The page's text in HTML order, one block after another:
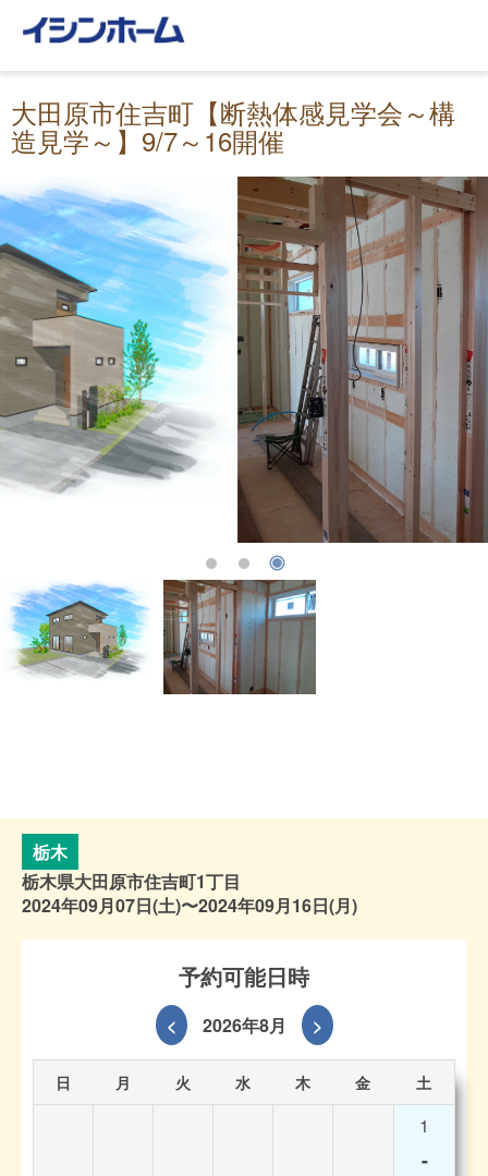
大田原市住吉町【断熱体感見学会～構
造見学～】9/7～16開催
栃木
栃木県大田原市住吉町1丁目
2024年09月07日(土)〜2024年09月16日(月)
予約可能日時
< 2026年8月 >
日 月 火 水 木 金 土
1
-